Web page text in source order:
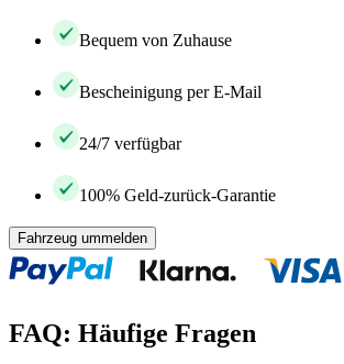
Bequem von Zuhause
Bescheinigung per E-Mail
24/7 verfügbar
100% Geld-zurück-Garantie
Fahrzeug ummelden
FAQ: Häufige Fragen